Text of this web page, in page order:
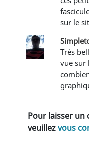
sur le
Très belles pièces ! Je partage votre point de
vue sur
Pour laisser
veuillezvous